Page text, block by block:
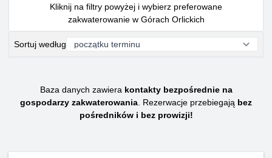
Kliknij na filtry powyżej i wybierz preferowane
zakwaterowanie w Górach Orlickich
Sortuj według
Baza danych zawiera kontakty bezpośrednie na
gospodarzy zakwaterowania . Rezerwacje przebiegają bez
pośredników i bez prowizji!